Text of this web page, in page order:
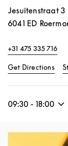
Jesuitenstraat 3
6041 ED
+31 475 335 716
Get Directions
09:30 - 18:00